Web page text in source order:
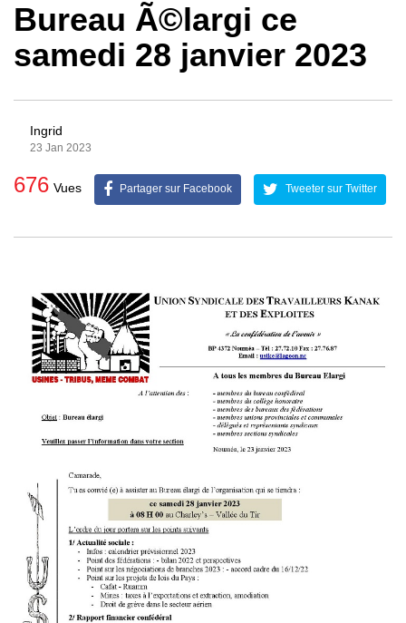
Bureau Ã©largi ce
samedi 28 janvier 2023
Ingrid
23 Jan 2023
676 Vues Partager sur Facebook Tweeter sur Twitter